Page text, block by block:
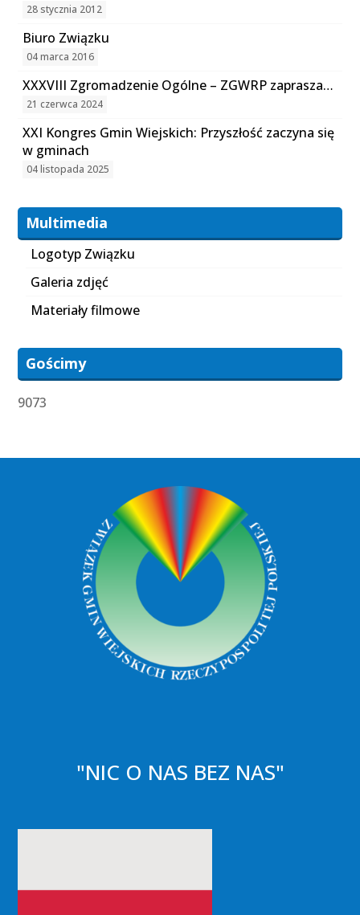
28 stycznia 2012
Biuro Związku
04 marca 2016
XXXVIII Zgromadzenie Ogólne – ZGWRP zaprasza…
21 czerwca 2024
XXI Kongres Gmin Wiejskich: Przyszłość zaczyna się
w gminach
04 listopada 2025
Multimedia
Logotyp Związku
Galeria zdjęć
Materiały filmowe
Gościmy
9073
"NIC O NAS BEZ NAS"